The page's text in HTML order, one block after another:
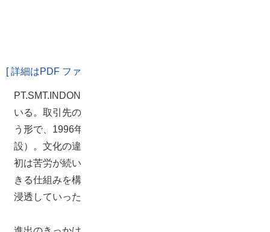
[ 詳細はPDF ファイルでご覧頂けます ]
PT.SMT.INDONESIA様(以下SMT)は電子部品を製造して
いる。取引先の大手電機メーカのインドネシア進出に伴
う形で、1996年にバタム島に設立（99年に現住所に移
設）。文化の違いや言葉の壁、に悩まされるなど設立当
初は苦労が続いたが、教育制度を導入し高品質を確保で
きる仕組みを構築し、インドネシアでの電子部品製造が
浸透していった。